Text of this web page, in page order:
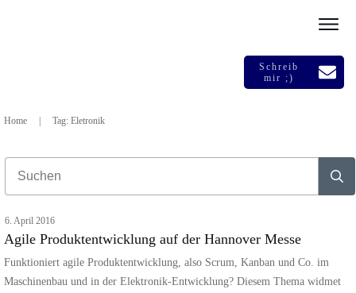
Schreib
mir ;)
Home Tag: Eletronik
6. April 2016
Agile Produktentwicklung auf der Hannover Messe
Funktioniert agile Produktentwicklung, also Scrum, Kanban und Co. im
Maschinenbau und in der Elektronik-Entwicklung? Diesem Thema widmet